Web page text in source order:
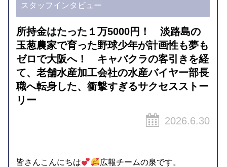
スタッフインタビュー
所持金はたった１万5000円！ 淡路島の
玉葱農家で育った野球少年が計画性も夢も
ゼロで大阪へ！ キャバクラの客引きを経
て、老舗水産加工会社の水産バイヤー部長
職へ転身した、衝撃すぎるサクセスストー
リー
2026.6.30
皆さんこんにちは 広報チームの泉です。